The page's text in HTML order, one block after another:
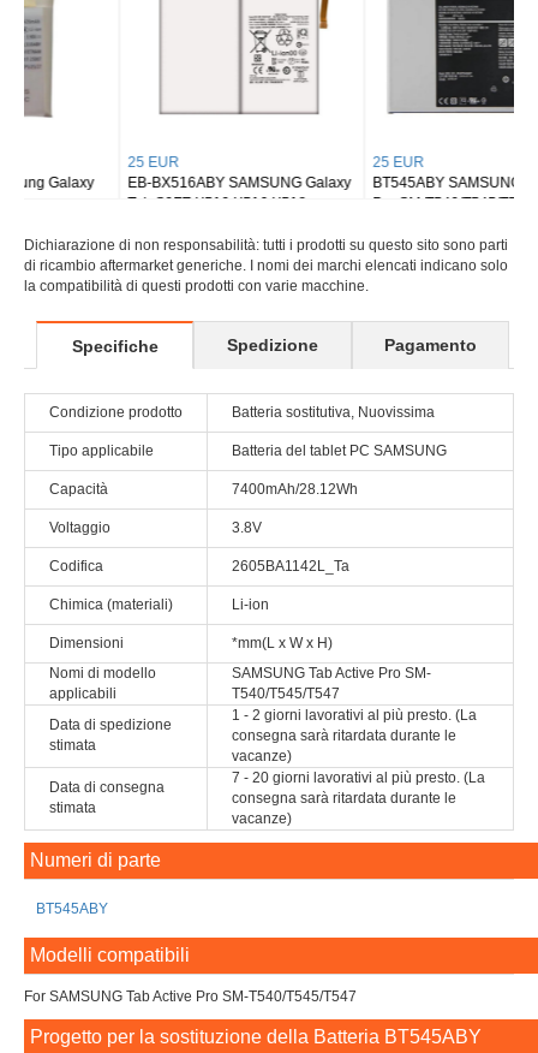
EB-BX516ABY SAMSUNG Galaxy
Tab S9FE X510 X516 X518
BT545ABY SAMSUNG Tab Active
Pro SM-T540/T545/T547
Dichiarazione di non responsabilità: tutti i prodotti su questo sito sono parti
di ricambio aftermarket generiche. I nomi dei marchi elencati indicano solo
la compatibilità di questi prodotti con varie macchine.
Specifiche Spedizione Pagamento
Condizione prodotto Batteria sostitutiva, Nuovissima
Tipo applicabile Batteria del tablet PC SAMSUNG
Capacità 7400mAh/28.12Wh
Voltaggio 3.8V
Codifica 2605BA1142L_Ta
Chimica (materiali) Li-ion
Dimensioni
*mm(L x W x H)
Nomi di modello
applicabili
SAMSUNG Tab Active Pro SM-
T540/T545/T547
Data di spedizione
stimata
1 - 2 giorni lavorativi al più presto. (La
consegna sarà ritardata durante le
vacanze)
Data di consegna
stimata
7 - 20 giorni lavorativi al più presto. (La
consegna sarà ritardata durante le
vacanze)
Numeri di parte
BT545ABY
Modelli compatibili
For SAMSUNG Tab Active Pro SM-T540/T545/T547
Progetto per la sostituzione della Batteria BT545ABY